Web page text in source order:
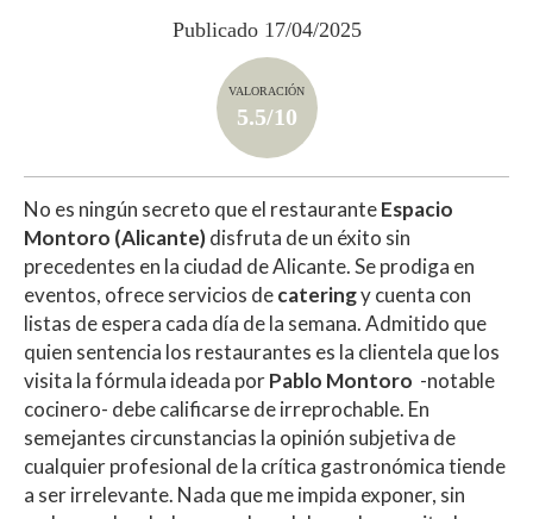
Publicado 17/04/2025
VALORACIÓN
5.5/10
No es ningún secreto que el restauranteEspacio
Montoro (Alicante)disfruta de un éxito sin
precedentes en la ciudad de Alicante. Se prodiga en
eventos, ofrece servicios decateringy cuenta con
listas de espera cada día de la semana. Admitido que
quien sentencia los restaurantes es la clientela que los
visita la fórmula ideada porPablo Montoro -notable
cocinero- debe calificarse de irreprochable. En
semejantes circunstancias la opinión subjetiva de
cualquier profesional de la crítica gastronómica tiende
a ser irrelevante. Nada que me impida exponer, sin